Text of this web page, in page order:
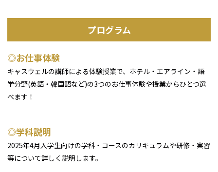
プログラム
◎お仕事体験
キャスウェルの講師による体験授業で、ホテル・エアライン・語
学分野(英語・韓国語など)の3つのお仕事体験や授業からひとつ選
べます！
◎学科説明
2025年4月入学生向けの学科・コースのカリキュラムや研修・実習
等について詳しく説明します。